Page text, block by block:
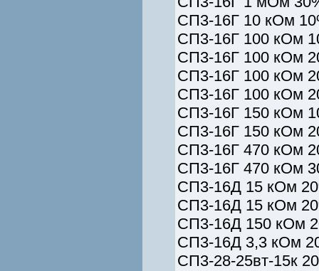
СП3-16Г 10 кОм
СП3-16Г 100 кОм
СП3-16Г 100 кОм
СП3-16Г 100 кОм
СП3-16Г 100 кОм
СП3-16Г 150 кОм
СП3-16Г 150 кОм
СП3-16Г 470 кОм
СП3-16Г 470 кОм
СП3-16Д 15 кОм
СП3-16Д 15 кОм
СП3-16Д 150 кОм
СП3-16Д 3,3 кОм
СП3-28-25вт-15к